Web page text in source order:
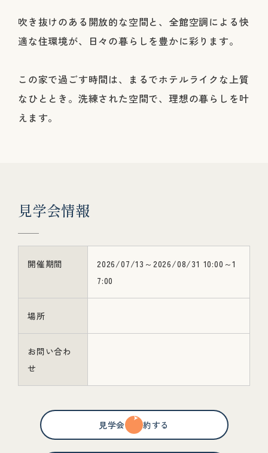
吹き抜けのある開放的な空間と、全館空調による快
適な住環境が、日々の暮らしを豊かに彩ります。
この家で過ごす時間は、まるでホテルライクな上質
なひととき。洗練された空間で、理想の暮らしを叶
えます。
見学会情報
開催期間
2026/07/13～2026/08/31 10:00～1
7:00
場所
お問い合わ
せ
見学会を予約する